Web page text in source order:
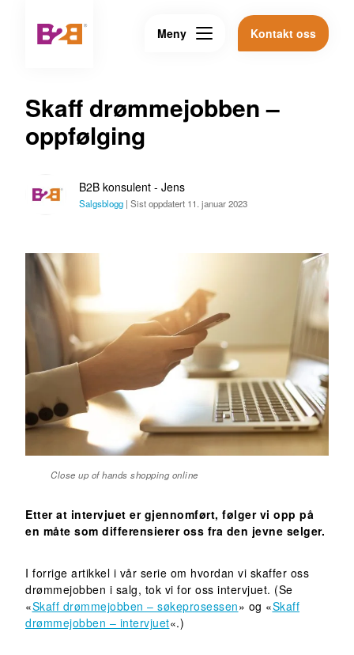
Meny Kontakt oss
Skaff drømmejobben –
oppfølging
B2B konsulent - Jens
Salgsblogg | Sist oppdatert 11. januar 2023
Close up of hands shopping online
Etter at intervjuet er gjennomført, følger vi opp på
en måte som differensierer oss fra den jevne selger.
I forrige artikkel i vår serie om hvordan vi skaffer oss
drømmejobben i salg, tok vi for oss intervjuet. (Se
«Skaff drømmejobben – søkeprosessen» og «Skaff
drømmejobben – intervjuet«.)